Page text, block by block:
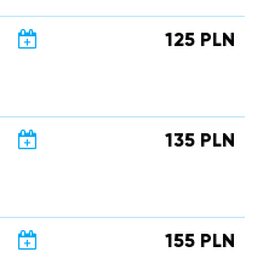
125 PLN
135 PLN
155 PLN